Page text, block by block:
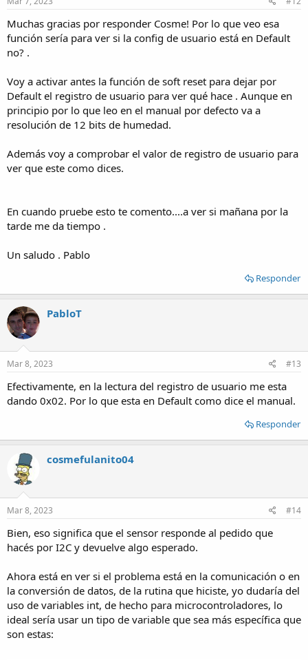
Muchas gracias por responder Cosme! Por lo que veo esa
función sería para ver si la config de usuario está en Default
no? .
Voy a activar antes la función de soft reset para dejar por
Default el registro de usuario para ver qué hace . Aunque en
principio por lo que leo en el manual por defecto va a
resolución de 12 bits de humedad.
Además voy a comprobar el valor de registro de usuario para
ver que este como dices.
En cuando pruebe esto te comento....a ver si mañana por la
tarde me da tiempo .
Un saludo . Pablo
Responder
PabloT
Mar 8, 2023 #13
Efectivamente, en la lectura del registro de usuario me esta
dando 0x02. Por lo que esta en Default como dice el manual.
Responder
cosmefulanito04
Mar 8, 2023 #14
Bien, eso significa que el sensor responde al pedido que
hacés por I2C y devuelve algo esperado.
Ahora está en ver si el problema está en la comunicación o en
la conversión de datos, de la rutina que hiciste, yo dudaría del
uso de variables int, de hecho para microcontroladores, lo
ideal sería usar un tipo de variable que sea más específica que
son estas: